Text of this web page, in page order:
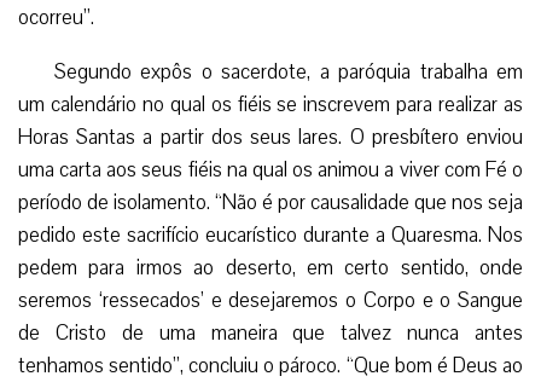
ocorreu”.
Segundo expôs o sacerdote, a paróquia trabalha em
um calendário no qual os fiéis se inscrevem para realizar as
Horas Santas a partir dos seus lares. O presbítero enviou
uma carta aos seus fiéis na qual os animou a viver com Fé o
período de isolamento. “Não é por causalidade que nos seja
pedido este sacrifício eucarístico durante a Quaresma. Nos
pedem para irmos ao deserto, em certo sentido, onde
seremos ‘ressecados’ e desejaremos o Corpo e o Sangue
de Cristo de uma maneira que talvez nunca antes
tenhamos sentido”, concluiu o pároco. “Que bom é Deus ao